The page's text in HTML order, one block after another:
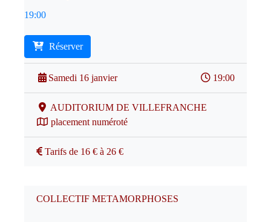
19:00
Réserver
Samedi 16 janvier 19:00
AUDITORIUM DE VILLEFRANCHE
placement numéroté
Tarifs de 16 € à 26 €
COLLECTIF METAMORPHOSES